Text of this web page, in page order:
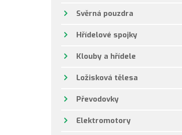
Svěrná pouzdra
Hřídelové spojky
Klouby a hřídele
Ložisková tělesa
Převodovky
Elektromotory